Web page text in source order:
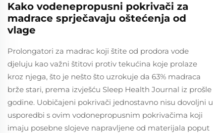
Kako vodenepropusni pokrivači za
madrace sprječavaju oštećenja od
vlage
Prolongatori za madrac koji štite od prodora vode
djeluju kao važni štitovi protiv tekućina koje prolaze
kroz njega, što je nešto što uzrokuje da 63% madraca
brže stari, prema izvješću Sleep Health Journal iz prošle
godine. Uobičajeni pokrivači jednostavno nisu dovoljni u
usporedbi s ovim vodonepropusnim pokrivačima koji
imaju posebne slojeve napravljene od materijala poput